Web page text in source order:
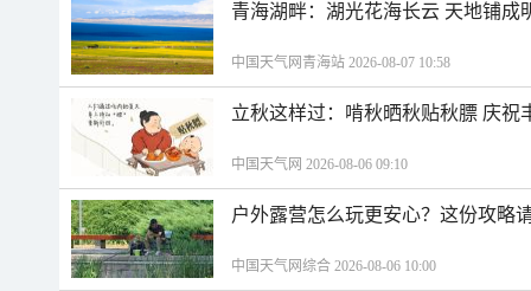
青海湖畔：湖光花海长云 天地铺成
中国天气网青海站 2026-08-07 10:58
立秋这样过：啃秋晒秋贴秋膘 庆祝
中国天气网 2026-08-06 09:10
户外露营怎么玩更安心？这份攻略
中国天气网综合 2026-08-06 10:00